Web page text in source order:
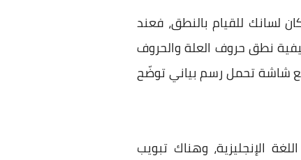
للقيام بالنطق، فعند
نطق حروف العلة والحروف
شاشة تحمل رسم بياني توضّح
الإنجليزية، وهناك تبويب